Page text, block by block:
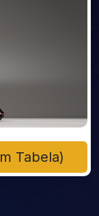
Tabela)